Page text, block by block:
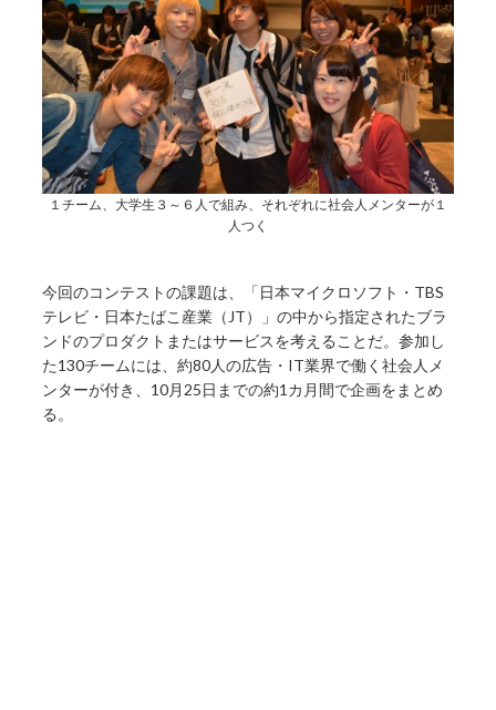
１チーム、大学生３～６人で組み、それぞれに社会人メンターが１
人つく
今回のコンテストの課題は、「日本マイクロソフト・TBS
テレビ・日本たばこ産業（JT）」の中から指定されたブラ
ンドのプロダクトまたはサービスを考えることだ。参加し
た130チームには、約80人の広告・IT業界で働く社会人メ
ンターが付き、10月25日までの約1カ月間で企画をまとめ
る。